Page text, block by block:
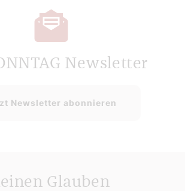
Newsletter
Newsletter abonnieren
Glauben